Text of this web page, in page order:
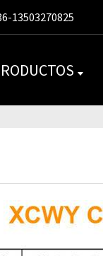
13503270825